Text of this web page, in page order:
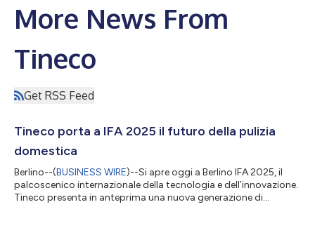
More News From
Tineco
Get RSS Feed
Tineco porta a IFA 2025 il futuro della pulizia
domestica
Berlino--(BUSINESS WIRE)--Si apre oggi a Berlino IFA 2025, il
palcoscenico internazionale della tecnologia e dell’innovazione.
Tineco presenta in anteprima una nuova generazione di